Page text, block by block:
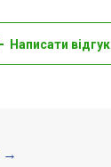
Написати відгук